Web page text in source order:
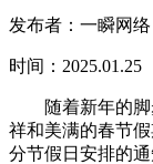
发布者：一瞬网络
时间：2025.01.25
随着新年的脚
祥和美满的春节
分节假日安排的